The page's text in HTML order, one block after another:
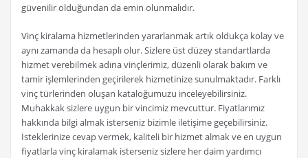
güvenilir olduğundan da emin olunmalıdır.
Vinç kiralama hizmetlerinden yararlanmak artık oldukça kolay ve
aynı zamanda da hesaplı olur. Sizlere üst düzey standartlarda
hizmet verebilmek adına vinçlerimiz, düzenli olarak bakım ve
tamir işlemlerinden geçirilerek hizmetinize sunulmaktadır. Farklı
vinç türlerinden oluşan kataloğumuzu inceleyebilirsiniz.
Muhakkak sizlere uygun bir vincimiz mevcuttur. Fiyatlarımız
hakkında bilgi almak isterseniz bizimle iletişime geçebilirsiniz.
İsteklerinize cevap vermek, kaliteli bir hizmet almak ve en uygun
fiyatlarla vinç kiralamak isterseniz sizlere her daim yardımcı